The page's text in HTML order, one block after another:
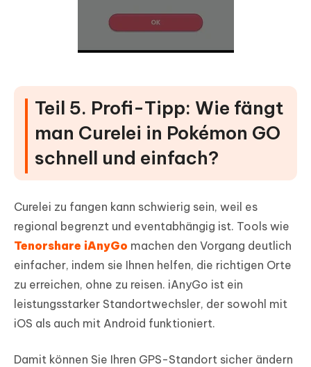
Teil 5. Profi-Tipp: Wie fängt
man Curelei in Pokémon GO
schnell und einfach?
Curelei zu fangen kann schwierig sein, weil es
regional begrenzt und eventabhängig ist. Tools wie
Tenorshare iAnyGo machen den Vorgang deutlich
einfacher, indem sie Ihnen helfen, die richtigen Orte
zu erreichen, ohne zu reisen. iAnyGo ist ein
leistungsstarker Standortwechsler, der sowohl mit
iOS als auch mit Android funktioniert.
Damit können Sie Ihren GPS-Standort sicher ändern